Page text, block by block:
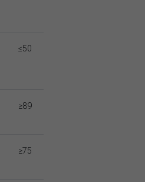
≤50
≥89
≥75